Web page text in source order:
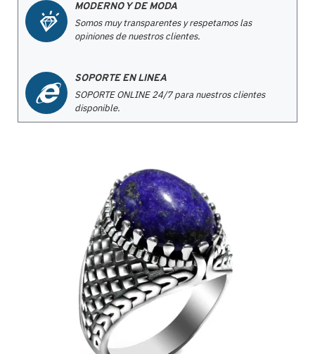
MODERNO Y DE MODA
Somos muy transparentes y respetamos las
opiniones de nuestros clientes.
SOPORTE EN LINEA
SOPORTE ONLINE 24/7 para nuestros clientes
disponible.